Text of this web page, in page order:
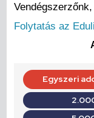
Folytatás az